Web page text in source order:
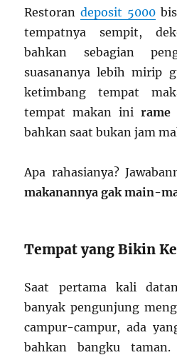
Restorandeposit 5000
tempatnya sempit,
bahkan sebagian
suasananya lebih mirip
ketimbang tempat
tempat makan ini rame
bahkan saat bukan jam
Apa rahasianya?
makanannya gak main-
Tempat yang Bikin
Saat pertama kali
banyak pengunjung
campur-campur, ada
bahkan bangku